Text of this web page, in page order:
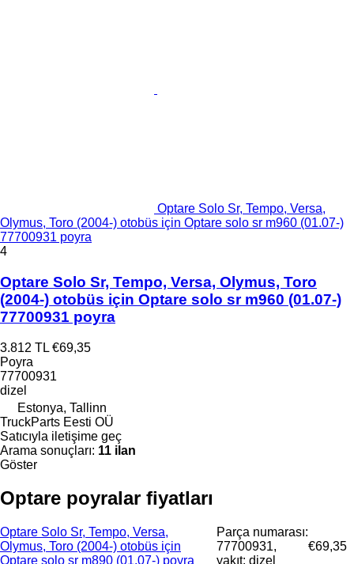
Optare Solo Sr, Tempo, Versa,
Olymus, Toro (2004-) otobüs için Optare solo sr m960 (01.07-)
77700931 poyra
4
Optare Solo Sr, Tempo, Versa, Olymus, Toro
(2004-) otobüs için Optare solo sr m960 (01.07-)
77700931 poyra
3.812 TL €69,35
Poyra
77700931
dizel
Estonya, Tallinn
TruckParts Eesti OÜ
Satıcıyla iletişime geç
Arama sonuçları: 11 ilan
Göster
Optare poyralar fiyatları
Optare Solo Sr, Tempo, Versa,
Olymus, Toro (2004-) otobüs için
Optare solo sr m890 (01.07-) poyra
Parça numarası:
77700931,
yakıt: dizel
€69,35